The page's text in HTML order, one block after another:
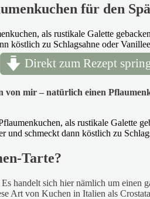
für den
Direkt zum Rezept
mir – natürlich einen
Tarte?
handelt sich hier nämlich um
Art von Kuchen in Italien als